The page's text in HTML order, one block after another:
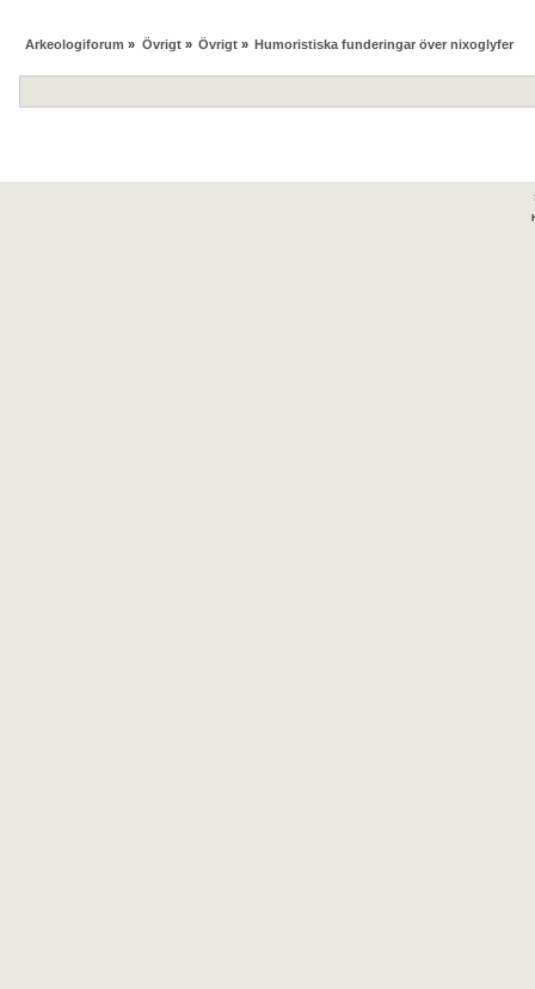
Arkeologiforum » Övrigt» Övrigt» Humoristiska funderingar över nixoglyfer